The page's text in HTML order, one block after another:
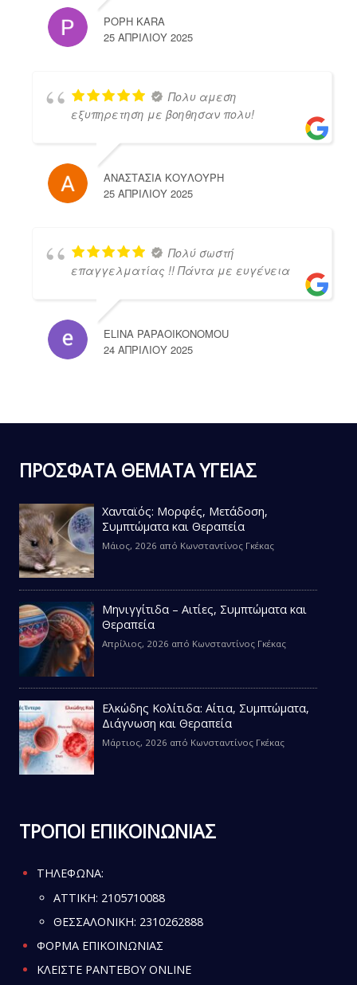
POPH KARA
25 ΑΠΡΙΛΊΟΥ 2025
Πολυ αμεση
εξυπηρετηση με βοηθησαν πολυ!
ΑΝΑΣΤΑΣΙΑ ΚΟΥΛΟΥΡΗ
25 ΑΠΡΙΛΊΟΥ 2025
Πολύ σωστή
επαγγελματίας !! Πάντα με ευγένεια
ELINA PAPAOIKONOMOU
24 ΑΠΡΙΛΊΟΥ 2025
ΠΡΟΣΦΑΤΑ ΘΕΜΑΤΑ ΥΓΕΙΑΣ
Χανταϊός: Μορφές, Μετάδοση,
Συμπτώματα και Θεραπεία
Μάιος, 2026 από Κωνσταντίνος Γκέκας
Μηνιγγίτιδα – Αιτίες, Συμπτώματα και
Θεραπεία
Απρίλιος, 2026 από Κωνσταντίνος Γκέκας
Ελκώδης Κολίτιδα: Αίτια, Συμπτώματα,
Διάγνωση και Θεραπεία
Μάρτιος, 2026 από Κωνσταντίνος Γκέκας
ΤΡΟΠΟΙ ΕΠΙΚΟΙΝΩΝΙΑΣ
ΤΗΛΕΦΩΝΑ:
ATTIKH: 2105710088
ΘΕΣΣΑΛΟΝΙΚΗ: 2310262888
ΦΟΡΜΑ ΕΠΙΚΟΙΝΩΝΙΑΣ
ΚΛΕΙΣΤΕ ΡΑΝΤΕΒΟΥ ONLINE